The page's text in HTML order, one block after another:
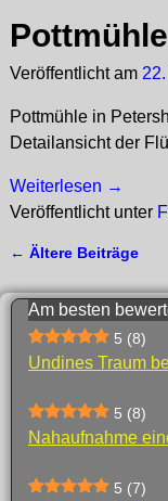
Pottmühle
Veröffentlicht am
Pottmühle in
Detailansicht der
Weiterlesen →
Veröffentlicht unter
← Ältere Beiträge
Am besten
5 (8)
Undines Traum
5 (8)
Nahaufnahme
5 (7)